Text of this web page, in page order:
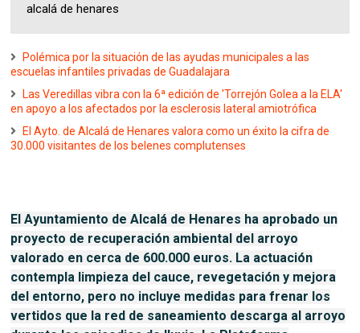
alcalá de henares
Polémica por la situación de las ayudas municipales a las
escuelas infantiles privadas de Guadalajara
Las Veredillas vibra con la 6ª edición de 'Torrejón Golea a la ELA'
en apoyo a los afectados por la esclerosis lateral amiotrófica
El Ayto. de Alcalá de Henares valora como un éxito la cifra de
30.000 visitantes de los belenes complutenses
El Ayuntamiento de Alcalá de Henares ha aprobado un
proyecto de recuperación ambiental del arroyo
valorado en cerca de 600.000 euros. La actuación
contempla limpieza del cauce, revegetación y mejora
del entorno, pero no incluye medidas para frenar los
vertidos que la red de saneamiento descarga al arroyo